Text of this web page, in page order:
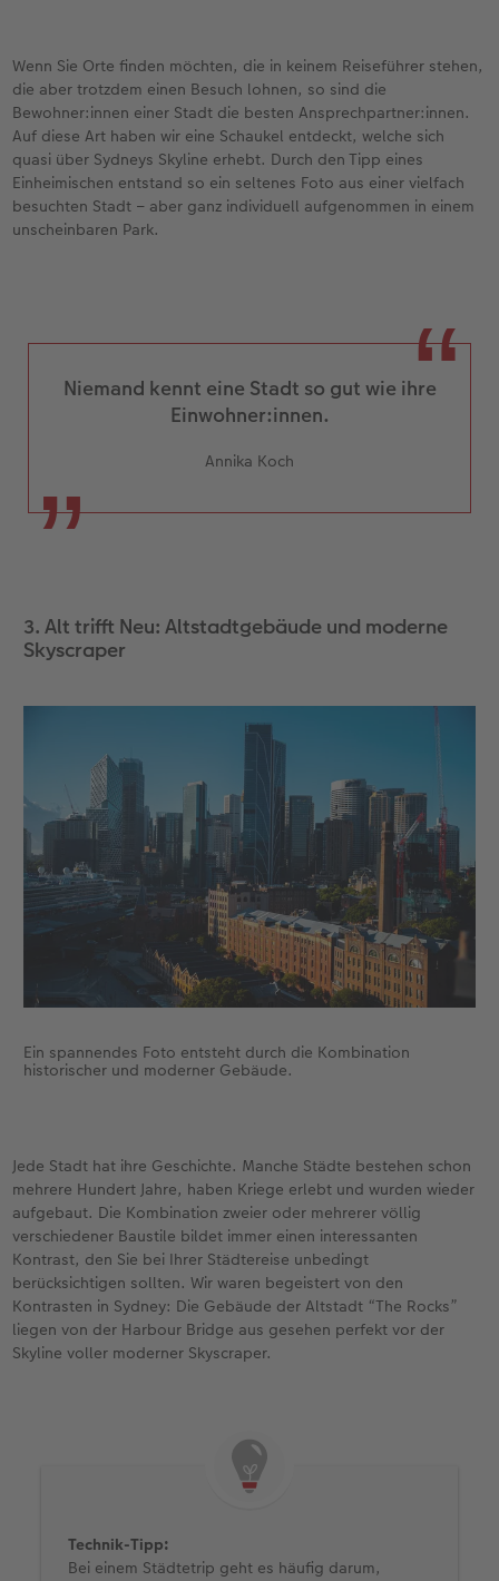
Wenn Sie Orte finden möchten, die in keinem Reiseführer stehen,
die aber trotzdem einen Besuch lohnen, so sind die
Bewohner:innen einer Stadt die besten Ansprechpartner:innen.
Auf diese Art haben wir eine Schaukel entdeckt, welche sich
quasi über Sydneys Skyline erhebt. Durch den Tipp eines
Einheimischen entstand so ein seltenes Foto aus einer vielfach
besuchten Stadt – aber ganz individuell aufgenommen in einem
unscheinbaren Park.
Niemand kennt eine Stadt so gut wie ihre
Einwohner:innen.
Annika Koch
3. Alt trifft Neu: Altstadtgebäude und moderne
Skyscraper
Ein spannendes Foto entsteht durch die Kombination
historischer und moderner Gebäude.
Jede Stadt hat ihre Geschichte. Manche Städte bestehen schon
mehrere Hundert Jahre, haben Kriege erlebt und wurden wieder
aufgebaut. Die Kombination zweier oder mehrerer völlig
verschiedener Baustile bildet immer einen interessanten
Kontrast, den Sie bei Ihrer Städtereise unbedingt
berücksichtigen sollten. Wir waren begeistert von den
Kontrasten in Sydney: Die Gebäude der Altstadt “The Rocks”
liegen von der Harbour Bridge aus gesehen perfekt vor der
Skyline voller moderner Skyscraper.
Technik-Tipp:
Bei einem Städtetrip geht es häufig darum,